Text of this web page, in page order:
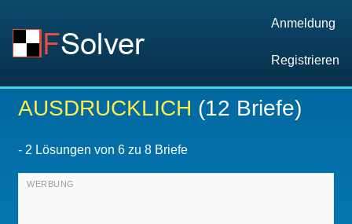
Anmeldung
Registrieren
AUSDRUCKLICH (12 Briefe)
- 2 Lösungen von 6 zu 8 Briefe